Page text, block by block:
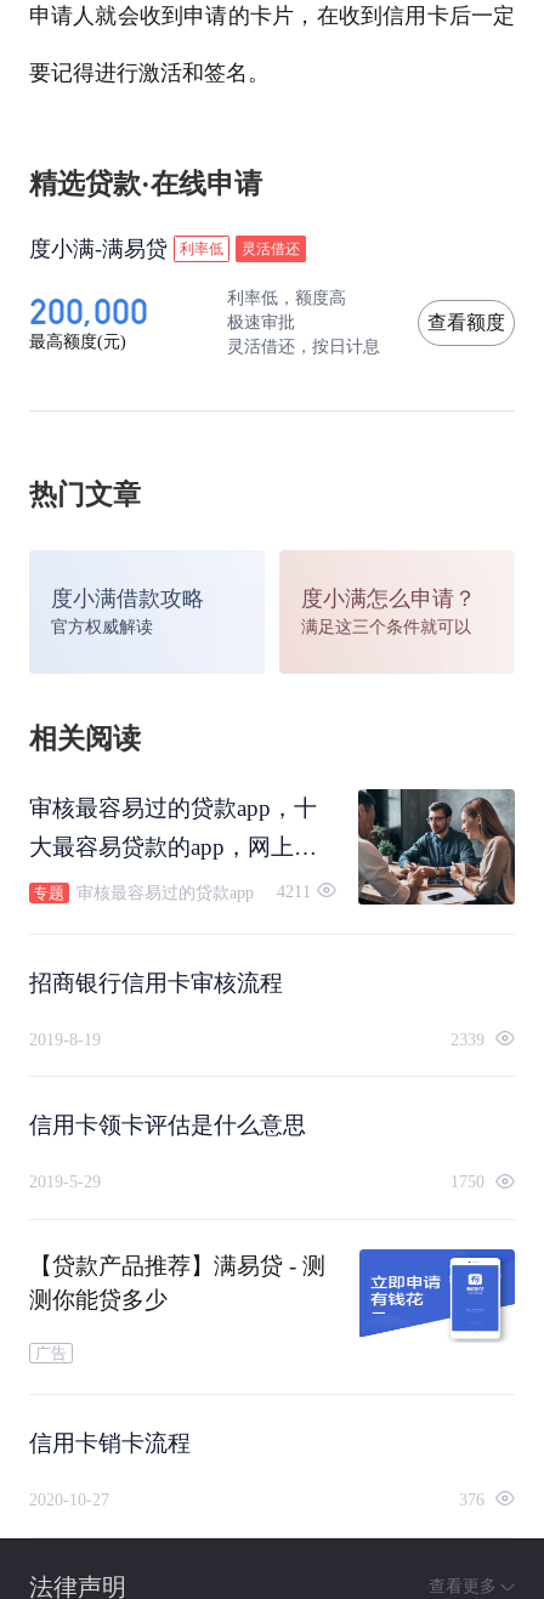
申请人就会收到申请的卡片，在收到信用卡后一定
要记得进行激活和签名。
精选贷款·在线申请
度小满-满易贷 利率低 灵活借还
200,000
最高额度(元)
利率低，额度高
极速审批
灵活借还，按日计息
查看额度
热门文章
度小满借款攻略
官方权威解读
度小满怎么申请？
满足这三个条件就可以
相关阅读
审核最容易过的贷款app，十
大最容易贷款的app，网上贷
款app哪个好贷，有不要征信
专题 审核最容易过的贷款app 4211
招商银行信用卡审核流程
2019-8-19 2339
信用卡领卡评估是什么意思
2019-5-29 1750
【贷款产品推荐】满易贷 - 测
测你能贷多少
广告
信用卡销卡流程
2020-10-27 376
法律声明 查看更多